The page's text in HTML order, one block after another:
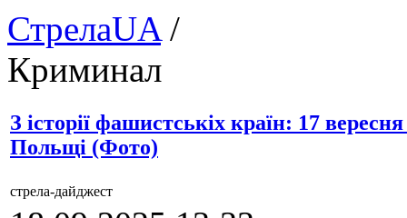
СтрелаUA/
Криминал
З історії фашистськіх країн: 17
Польщі (Фото)
стрела-дайджест